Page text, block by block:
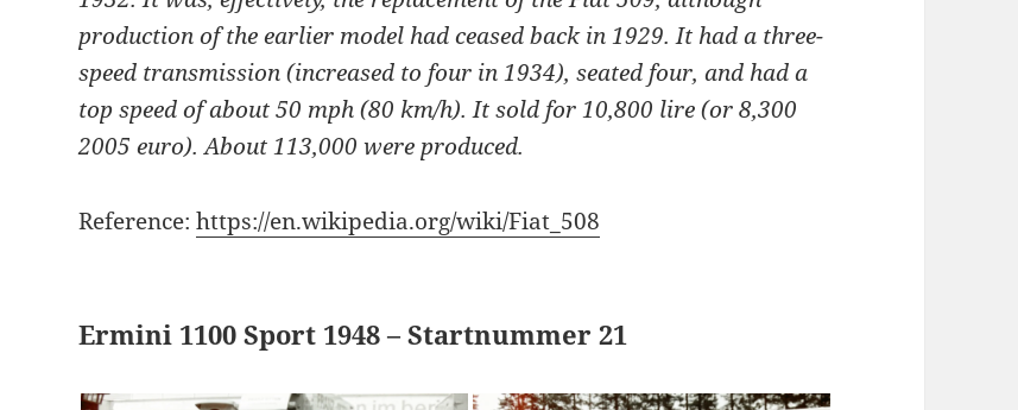
production of the earlier model had ceased back in 1929. It had a three-
speed transmission (increased to four in 1934), seated four, and had a
top speed of about 50 mph (80 km/h). It sold for 10,800 lire (or 8,300
2005 euro). About 113,000 were produced.
Reference:https://en.wikipedia.org/wiki/Fiat_508
Ermini 1100 Sport 1948 – Startnummer 21